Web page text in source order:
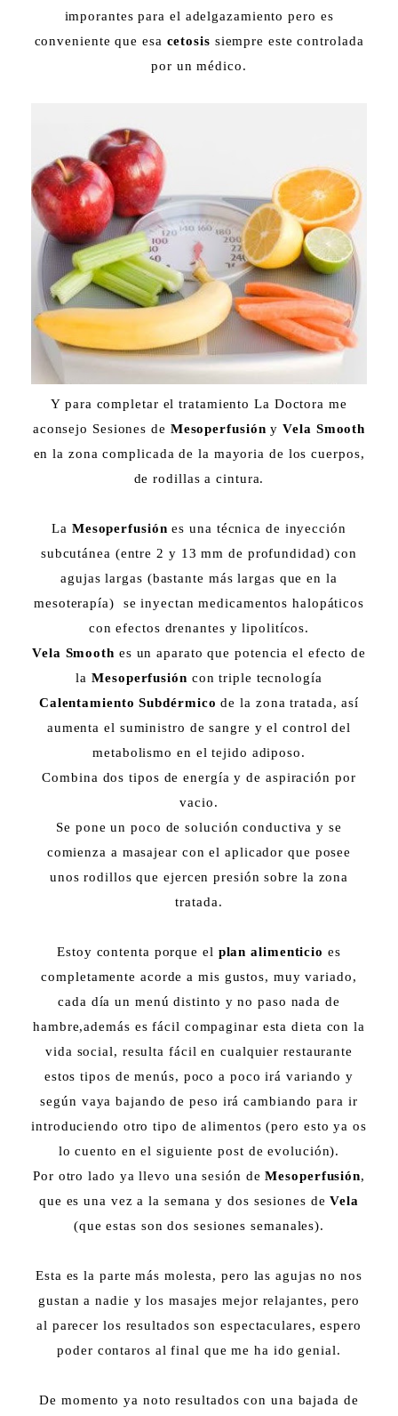
imporantes para el adelgazamiento pero es
conveniente que esa cetosis siempre este controlada
por un médico.
Y para completar el tratamiento La Doctora me
aconsejo Sesiones de Mesoperfusión yVela Smooth
en la zona complicada de la mayoria de los cuerpos,
de rodillas a cintura.
La Mesoperfusión es una técnica de inyección
subcutánea (entre 2 y 13 mm de profundidad) con
agujas largas (bastante más largas que en la
mesoterapía) se inyectan medicamentos halopáticos
con efectos drenantes y lipolitícos.
Vela Smooth es un aparato que potencia el efecto de
la Mesoperfusión con triple tecnología
Calentamiento Subdérmico de la zona tratada, así
aumenta el suministro de sangre y el control del
metabolismo en el tejido adiposo.
Combina dos tipos de energía y de aspiración por
vacio.
Se pone un poco de solución conductiva y se
comienza a masajear con el aplicador que posee
unos rodillos que ejercen presión sobre la zona
tratada.
Estoy contenta porque el plan alimenticio es
completamente acorde a mis gustos, muy variado,
cada día un menú distinto y no paso nada de
hambre,además es fácil compaginar esta dieta con la
vida social, resulta fácil en cualquier restaurante
estos tipos de menús, poco a poco irá variando y
según vaya bajando de peso irá cambiando para ir
introduciendo otro tipo de alimentos (pero esto ya os
lo cuento en el siguiente post de evolución).
Por otro lado ya llevo una sesión de Mesoperfusión,
que es una vez a la semana y dos sesiones deVela
(que estas son dos sesiones semanales).
Esta es la parte más molesta, pero las agujas no nos
gustan a nadie y los masajes mejor relajantes, pero
al parecer los resultados son espectaculares, espero
poder contaros al final que me ha ido genial.
De momento ya noto resultados con una bajada de